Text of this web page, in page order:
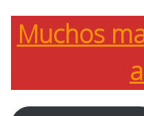
Muchos